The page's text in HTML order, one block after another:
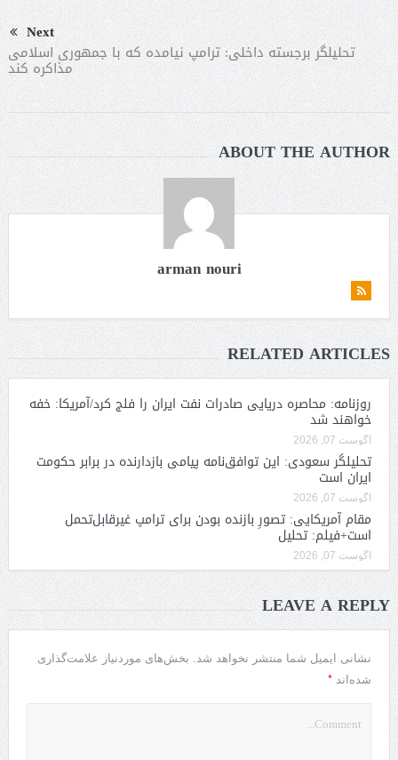
Next
تحلیلگر برجسته داخلی: ترامپ نیامده که با جمهوری اسلامی
مذاکره کند
ABOUT THE AUTHOR
arman nouri
RELATED ARTICLES
روزنامه: محاصره دریایی صادرات نفت ایران را فلج کرد/آمریکا: خفه
خواهند شد
آگوست 07, 2026
تحلیلگر سعودی: این توافق‌نامه پیامی بازدارنده در برابر حکومت
ایران است
آگوست 07, 2026
مقام آمریکایی: تصورِ بازنده بودن برای ترامپ غیرقابل‌تحمل
است+فیلم: تحلیل
آگوست 07, 2026
LEAVE A REPLY
نشانی ایمیل شما منتشر نخواهد شد. بخش‌های موردنیاز علامت‌گذاری
شده‌اند *